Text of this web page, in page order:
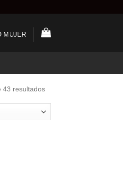
MUJER
43 resultados